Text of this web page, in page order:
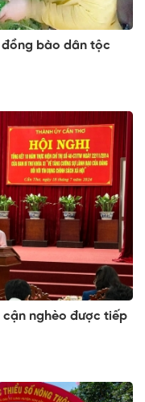
đồng bào dân tộc
cận nghèo được tiếp